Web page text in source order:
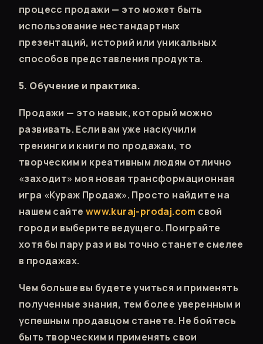
процесс продажи — это может быть
использование нестандартных
презентаций, историй или уникальных
способов представления продукта.
5. Обучение и практика.
Продажи — это навык, который можно
развивать. Если вам уже наскучили
тренинги и книги по продажам, то
творческим и креативным людям отлично
«заходит» моя новая трансформационная
игра «Кураж Продаж». Просто найдите на
нашем сайте www.kuraj-prodaj.com свой
город и выберите ведущего. Поиграйте
хотя бы пару раз и вы точно станете смелее
в продажах.
Чем больше вы будете учиться и применять
полученные знания, тем более уверенным и
успешным продавцом станете. Не бойтесь
быть творческим и применять свои